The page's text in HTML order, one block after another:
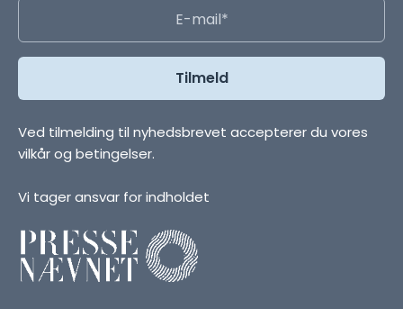
Ved tilmelding til nyhedsbrevet accepterer du vores
vilkår og betingelser.
Vi tager ansvar for indholdet